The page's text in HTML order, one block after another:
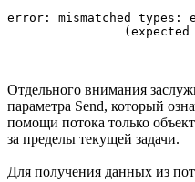
error: mismatched
Отдельного внимания
параметра Send, который
помощи потока только
за пределы текущей задачи.
Для получения данных из